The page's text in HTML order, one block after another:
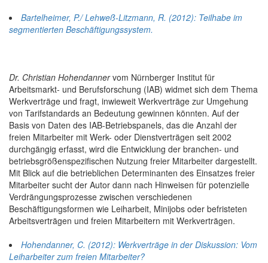
Bartelheimer, P./ Lehweß-Litzmann, R. (2012): Teilhabe im
segmentierten Beschäftigungssystem.
Dr. Christian Hohendannervom Nürnberger Institut für
Arbeitsmarkt- und Berufsforschung (IAB) widmet sich dem Thema
Werkverträge und fragt, inwieweit Werkverträge zur Umgehung
von Tarifstandards an Bedeutung gewinnen könnten. Auf der
Basis von Daten des IAB-Betriebspanels, das die Anzahl der
freien Mitarbeiter mit Werk- oder Dienstverträgen seit 2002
durchgängig erfasst, wird die Entwicklung der branchen- und
betriebsgrößenspezifischen Nutzung freier Mitarbeiter dargestellt.
Mit Blick auf die betrieblichen Determinanten des Einsatzes freier
Mitarbeiter sucht der Autor dann nach Hinweisen für potenzielle
Verdrängungsprozesse zwischen verschiedenen
Beschäftigungsformen wie Leiharbeit, Minijobs oder befristeten
Arbeitsverträgen und freien Mitarbeitern mit Werkverträgen.
Hohendanner, C. (2012): Werkverträge in der Diskussion: Vom
Leiharbeiter zum freien Mitarbeiter?